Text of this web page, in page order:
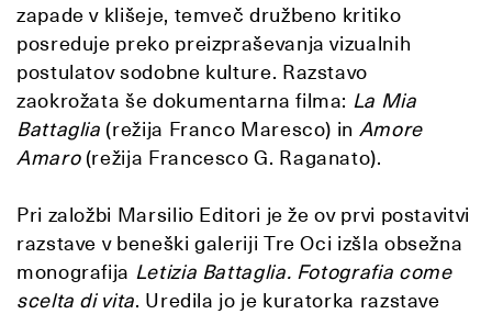
zapade v klišeje, temveč družbeno kritiko
posreduje preko preizpraševanja vizualnih
postulatov sodobne kulture. Razstavo
zaokrožata še dokumentarna filma: La Mia
Battaglia (režija Franco Maresco) in Amore
Amaro(režija Francesco G. Raganato).
Pri založbi Marsilio Editori je že ov prvi postavitvi
razstave v beneški galeriji Tre Oci izšla obsežna
monografija Letizia Battaglia. Fotografia come
scelta di vita. Uredila jo je kuratorka razstave